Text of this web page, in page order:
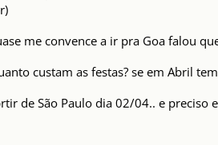
me convence a ir pra Goa falou
custam as festas? se em Abril
de São Paulo dia 02/04.. e preciso